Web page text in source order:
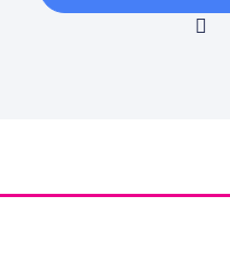
T
w